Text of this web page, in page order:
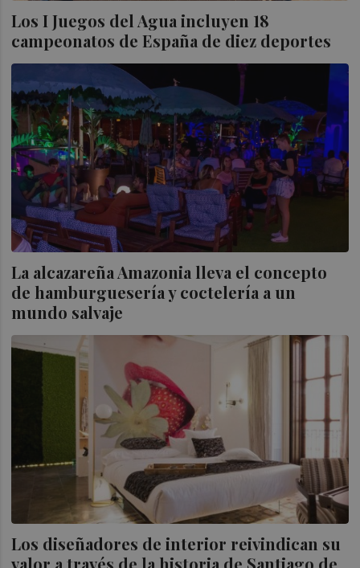
Los I Juegos del Agua incluyen 18
campeonatos de España de diez deportes
La alcazareña Amazonia lleva el concepto
de hamburguesería y coctelería a un
mundo salvaje
Los diseñadores de interior reivindican su
valor a través de la historia de Santiago de